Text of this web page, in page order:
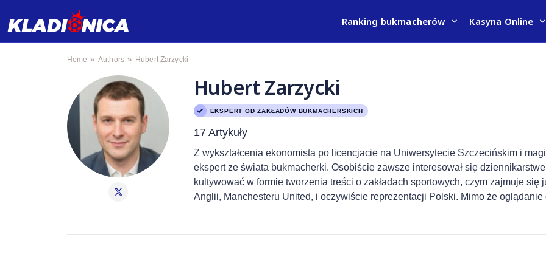
Ranking bukmacherów Kasyna Online
Home » Authors » Hubert Zarzycki
Hubert Zarzycki
EKSPERT OD ZAKŁADÓW BUKMACHERSKICH
17 Artykuły
Z wykształcenia ekonomista po licencjacie na Uniwersytecie Szczecińskim i
ekspert ze świata bukmacherki. Osobiście zawsze interesował się
kultywować w formie tworzenia treści o zakładach sportowych, czym zajmuje
Anglii, Manchesteru United, i oczywiście reprezentacji Polski. Mimo że oglądanie